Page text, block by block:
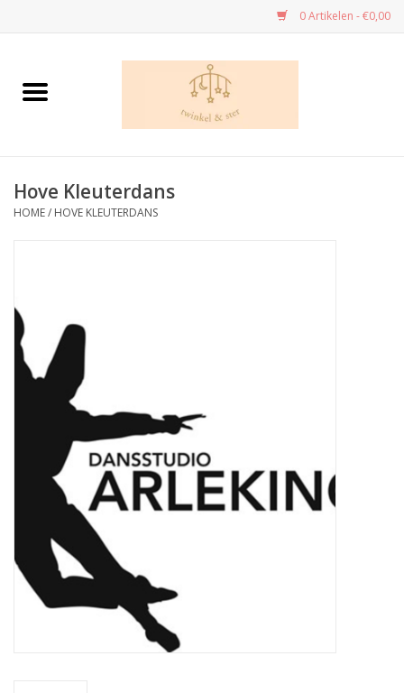
0 Artikelen - €0,00
Home
Dans - cadeau’s
Knutselen
Verkleedkledij
Verhuur: Dans en
Theaterkostuums
Arlekino: Lessen,
Vakantiestages DANS &
Choreografie
Hove Kleuterdans
HOME/ HOVE KLEUTERDANS